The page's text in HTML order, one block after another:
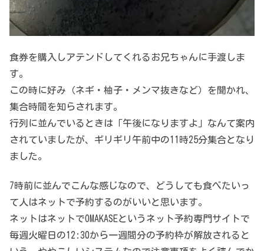
食券を購入しアテンドしてくれるお兄ちゃんに手渡しま
す。
この時に好み（ネギ・柚子・メンマ抜きなど）を聞かれ、
集合時間を知らされます。
行列に並んでいるときは「午後になりますよ」なんて案内
されていましたが、ギリギリ午前中の11時25分集合となり
ました。
7時前に並んでこんな感じなので、どうしても食べたいっ
て人はネットで予約するのがいいと思います。
ネットはネットでOMAKASEというネット予約専門サイトで
毎週火曜日の12:30から一週間分の予約枠が解放されると